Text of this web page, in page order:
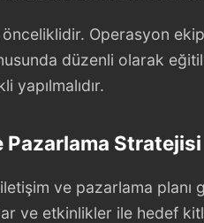
Operasyon
düzenli olarak
yapılmalıdır.
Pazarlama Stratejisi
iletişim ve pazarlama
ve etkinlikler ile hedef